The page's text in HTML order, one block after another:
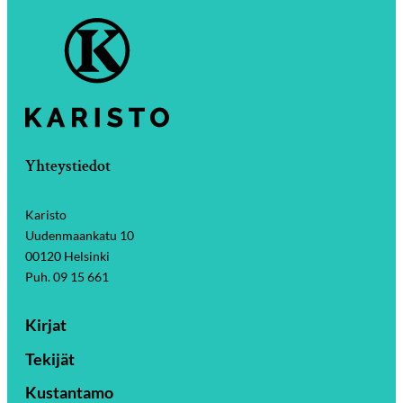
Yhteystiedot
Karisto
Uudenmaankatu 10
00120 Helsinki
Puh. 09 15 661
Kirjat
Tekijät
Kustantamo